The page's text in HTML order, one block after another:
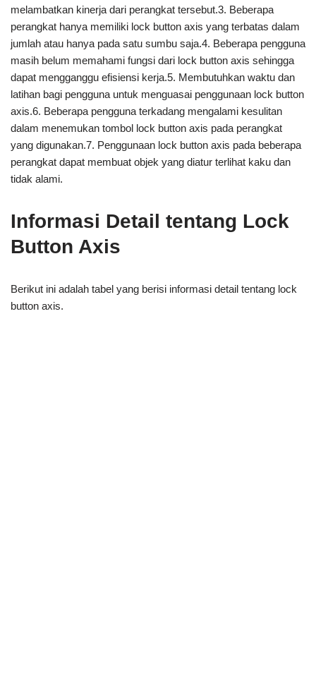
melambatkan kinerja dari perangkat tersebut.3. Beberapa
perangkat hanya memiliki lock button axis yang terbatas dalam
jumlah atau hanya pada satu sumbu saja.4. Beberapa pengguna
masih belum memahami fungsi dari lock button axis sehingga
dapat mengganggu efisiensi kerja.5. Membutuhkan waktu dan
latihan bagi pengguna untuk menguasai penggunaan lock button
axis.6. Beberapa pengguna terkadang mengalami kesulitan
dalam menemukan tombol lock button axis pada perangkat
yang digunakan.7. Penggunaan lock button axis pada beberapa
perangkat dapat membuat objek yang diatur terlihat kaku dan
tidak alami.
Informasi Detail tentang Lock
Button Axis
Berikut ini adalah tabel yang berisi informasi detail tentang lock
button axis.